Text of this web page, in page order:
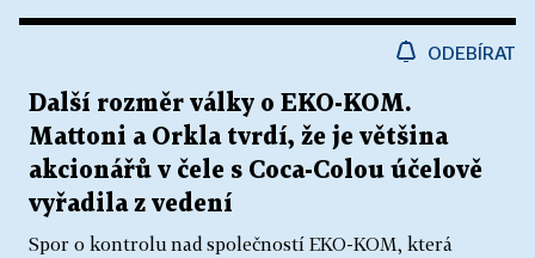
ODEBÍRAT
Další rozměr války o EKO-KOM.
Mattoni a Orkla tvrdí, že je většina
akcionářů v čele s Coca-Colou účelově
vyřadila z vedení
Spor o kontrolu nad společností EKO-KOM, která